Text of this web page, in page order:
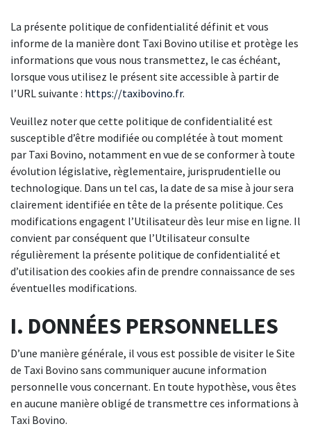
La présente politique de confidentialité définit et vous
informe de la manière dont Taxi Bovino utilise et protège les
informations que vous nous transmettez, le cas échéant,
lorsque vous utilisez le présent site accessible à partir de
l’URL suivante : https://taxibovino.fr.
Veuillez noter que cette politique de confidentialité est
susceptible d’être modifiée ou complétée à tout moment
par Taxi Bovino, notamment en vue de se conformer à toute
évolution législative, règlementaire, jurisprudentielle ou
technologique. Dans un tel cas, la date de sa mise à jour sera
clairement identifiée en tête de la présente politique. Ces
modifications engagent l’Utilisateur dès leur mise en ligne. Il
convient par conséquent que l’Utilisateur consulte
régulièrement la présente politique de confidentialité et
d’utilisation des cookies afin de prendre connaissance de ses
éventuelles modifications.
I. DONNÉES PERSONNELLES
D’une manière générale, il vous est possible de visiter le Site
de Taxi Bovino sans communiquer aucune information
personnelle vous concernant. En toute hypothèse, vous êtes
en aucune manière obligé de transmettre ces informations à
Taxi Bovino.